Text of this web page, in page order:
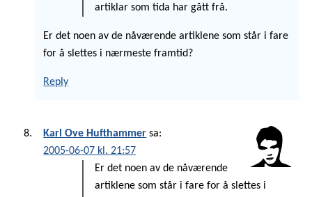
artiklar som tida har gått frå.
Er det noen av de nåværende artiklene som står i fare
for å slettes i nærmeste framtid?
Reply
Karl Ove Hufthammer sa:
2005-06-07 kl. 21:57
Er det noen av de nåværende
artiklene som står i fare for å slettes i